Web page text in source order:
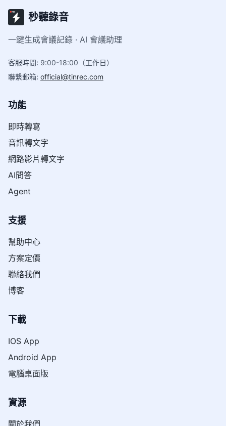
秒聽錄音
一鍵生成會議記錄 · AI 會議助理
客服時間: 9:00-18:00（工作日）
聯繫郵箱: official@tinrec.com
功能
即時轉寫
音訊轉文字
網路影片轉文字
AI問答
Agent
支援
幫助中心
方案定價
聯絡我們
博客
下載
IOS App
Android App
電腦桌面版
資源